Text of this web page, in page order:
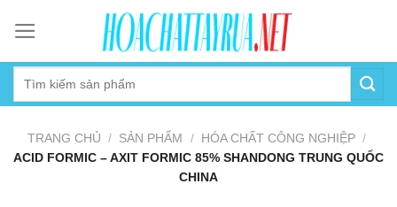
content
TRANG CHỦ / SẢN PHẨM / HÓA CHẤT CÔNG NGHIỆP /
ACID FORMIC – AXIT FORMIC 85% SHANDONG TRUNG QUỐC
CHINA